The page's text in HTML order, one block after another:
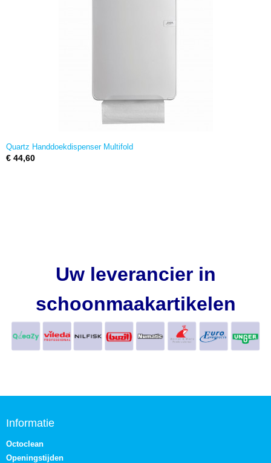
Quartz Handdoekdispenser Multifold
€ 44,60
Uw leverancier in
schoonmaakartikelen
Informatie
Octoclean
Openingstijden